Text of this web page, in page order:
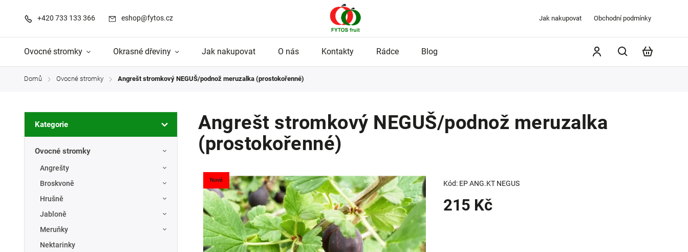
+420 733 133 366 eshop@fytos.cz Jak nakupovat Obchodní podmínky
Ovocné stromky Okrasné dřeviny Jak nakupovat O nás Kontakty Rádce Blog
Domů / Ovocné stromky / Angrešt stromkový NEGUŠ/podnož meruzalka (prostokořenné)
Kategorie
Ovocné stromky
Angrešty
Broskvoně
Hrušně
Jabloně
Meruňky
Nektarinky
Angrešt stromkový NEGUŠ/podnož meruzalka
(prostokořenné)
Nové Kód: EP ANG.KT NEGUS
215 Kč